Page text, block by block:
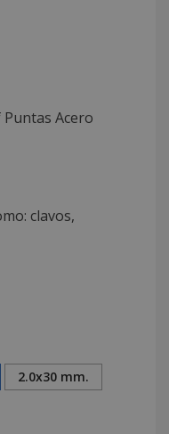
Acero
clavos,
2.0x30 mm.